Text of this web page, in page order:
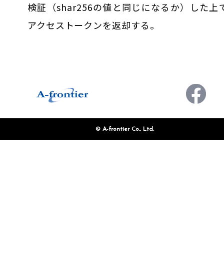
検証（shar256の値と同じになるか）した上
アクセストークンを返却する。
© A-frontier Co., Ltd.